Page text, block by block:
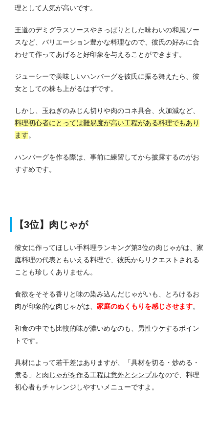
理として人気が高いです。
王道のデミグラスソースやさっぱりとした味わいの和風ソー
スなど、バリエーション豊かな料理なので、彼氏の好みに合
わせて作ってあげると好印象を与えることができます。
ジューシーで美味しいハンバーグを彼氏に振る舞えたら、彼
女としての株も上がるはずです。
しかし、玉ねぎのみじん切りや肉のコネ具合、火加減など、
料理初心者にとっては難易度が高い工程がある料理でもあり
ます。
ハンバーグを作る際は、事前に練習してから披露するのがお
すすめです。
【3位】肉じゃが
彼女に作ってほしい手料理ランキング第3位の肉じゃがは、家
庭料理の代表ともいえる料理で、彼氏からリクエストされる
ことも珍しくありません。
食欲をそそる香りと味の染み込んだじゃがいも、とろけるお
肉が印象的な肉じゃがは、 家庭のぬくもりを感じさせます。
和食の中でも比較的味が濃いめなのも、男性ウケするポイン
トです。
具材によって若干差はありますが、「具材を切る・炒める・
煮る」と 肉じゃがを作る工程は意外とシンプルなので、料理
初心者もチャレンジしやすいメニューですよ。